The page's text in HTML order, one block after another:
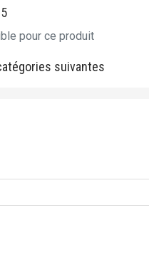
pour ce produit
suivantes